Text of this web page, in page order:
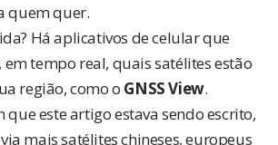
quem quer.
Há aplicativos de celular que
em tempo real, quais satélites estão
região, como o GNSS View.
que este artigo estava sendo escrito,
mais satélites chineses, europeus